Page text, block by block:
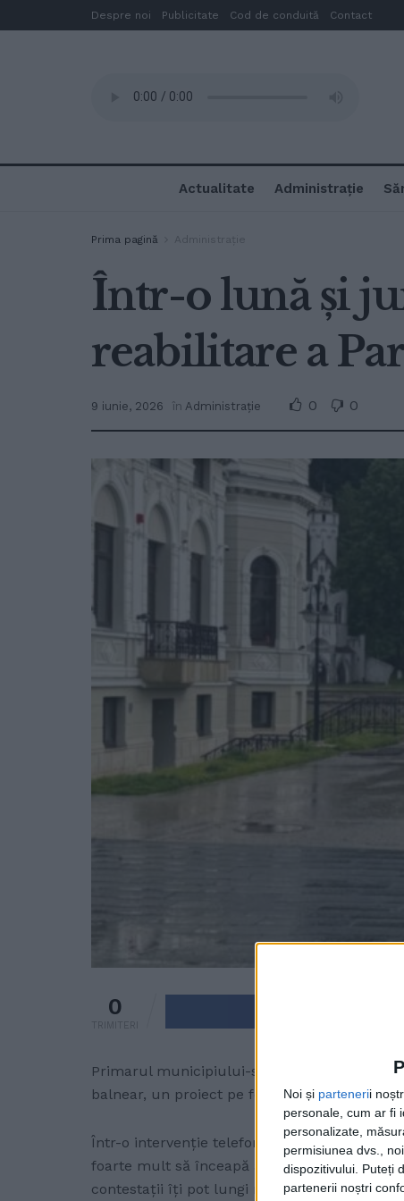
Noi și partenerii
personale, cum ar fi
personalizate,
permisiunea dvs.,
dispozitivului. Puteți
partenerii noștri
Despre noi Publicitate Cod de conduită Contact
Actualitate Administrație
Prima pagină Administrație
Într-o lună și
reabilitare a
9 iunie, 2026 în Administrație 0 0
0
TRIMITERI
Primarul municipiului-stațiune Vatra
balnear, un proiect pe fonduri europene în
Într-o intervenție telefonică la Radio Top,
foarte mult să înceapă anul acesta, acum
contestații îți pot lungi mult, mult